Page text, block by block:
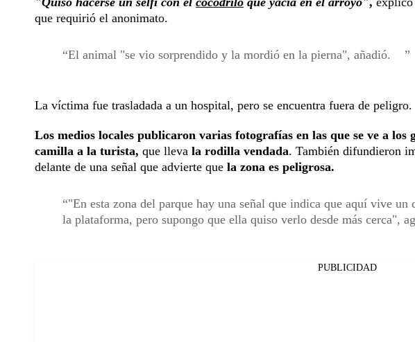
que requirió el anonimato.
El animal "se vio sorprendido y la mordió en la pierna", añadió.
La víctima fue trasladada a un hospital, pero se encuentra fuera de peligro.
Los medios locales publicaron varias fotografías en las que se ve a
camilla a la turista, que lleva la rodilla vendada. También difundieron
delante de una señal que advierte que la zona es peligrosa.
"En esta zona del parque hay una señal que indica que aquí vive
la plataforma, pero supongo que ella quiso verlo desde más cerca",
PUBLICIDAD